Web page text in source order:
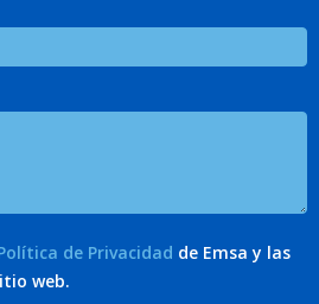
de Privacidad de Emsa y las
web.